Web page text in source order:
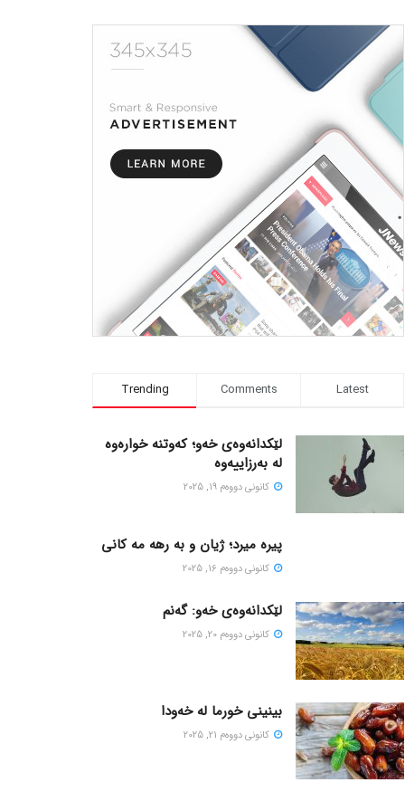
Trending Comments Latest
لێکدانەوەی خەو؛ کەوتنە خوارەوە
لە بەرزاییەوە
كانونی دووه‌م 19, 2025
پیره میرد؛ ژیان و به رهه مه کانی
كانونی دووه‌م 16, 2025
لێکدانەوەی خەو: گەنم
كانونی دووه‌م 20, 2025
بینینی خورما لە خەودا
كانونی دووه‌م 21, 2025